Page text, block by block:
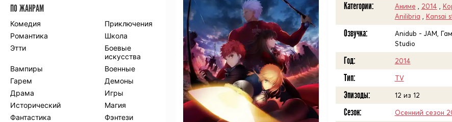
Категории: Аниме 2014
Anilibria
Kansai
Озвучка:
Anidub - JAM,
Studio
Год: 2014
Тип: TV
Эпизоды: 12 из 12
Сезон: Осенний сезон
ПО ЖАНРАМ
Комедия
Приключения
Романтика
Школа
Этти
Боевые
искусства
Вампиры
Военные
Гарем
Демоны
Драма
Игры
Исторический
Магия
Фантастика
Фэнтези